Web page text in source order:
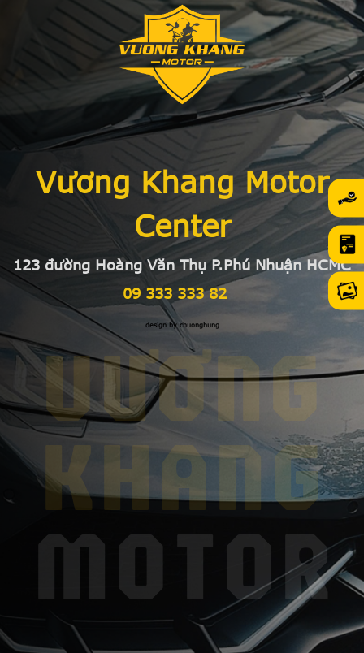
Vương Khang Motor
Center
123 đường Hoàng Văn Thụ P.Phú Nhuận HCMC
09 333 333 82
design by chuonghung
VƯƠNG
KHANG
MOTOR